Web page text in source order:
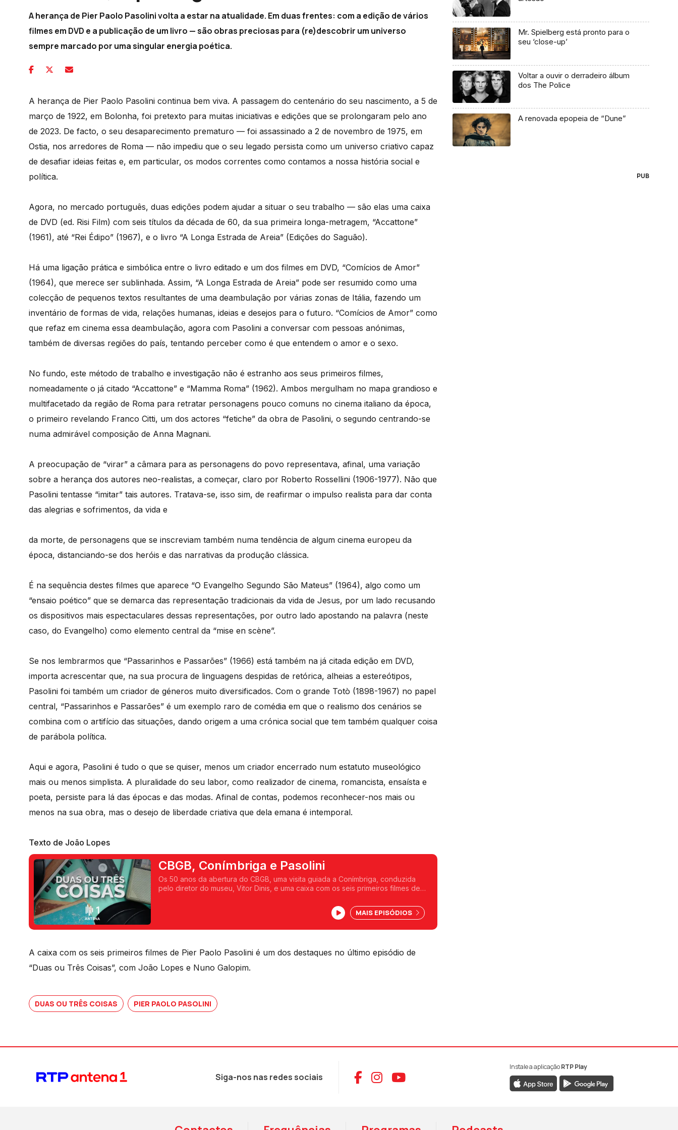
A herança de Pier Paolo Pasolini volta a estar na atualidade. Em duas frentes: com a edição de vários
filmes em DVD e a publicação de um livro — são obras preciosas para (re)descobrir um universo
sempre marcado por uma singular energia poética.
A herança de Pier Paolo Pasolini continua bem viva. A passagem do centenário do seu nascimento, a 5 de
março de 1922, em Bolonha, foi pretexto para muitas iniciativas e edições que se prolongaram pelo ano
de 2023. De facto, o seu desaparecimento prematuro — foi assassinado a 2 de novembro de 1975, em
Ostia, nos arredores de Roma — não impediu que o seu legado persista como um universo criativo capaz
de desafiar ideias feitas e, em particular, os modos correntes como contamos a nossa história social e
política.
Agora, no mercado português, duas edições podem ajudar a situar o seu trabalho — são elas uma caixa
de DVD (ed. Risi Film) com seis títulos da década de 60, da sua primeira longa-metragem, “Accattone”
(1961), até “Rei Édipo” (1967), e o livro “A Longa Estrada de Areia” (Edições do Saguão).
Há uma ligação prática e simbólica entre o livro editado e um dos filmes em DVD, “Comícios de Amor”
(1964), que merece ser sublinhada. Assim, “A Longa Estrada de Areia” pode ser resumido como uma
colecção de pequenos textos resultantes de uma deambulação por várias zonas de Itália, fazendo um
inventário de formas de vida, relações humanas, ideias e desejos para o futuro. “Comícios de Amor” como
que refaz em cinema essa deambulação, agora com Pasolini a conversar com pessoas anónimas,
também de diversas regiões do país, tentando perceber como é que entendem o amor e o sexo.
No fundo, este método de trabalho e investigação não é estranho aos seus primeiros filmes,
nomeadamente o já citado “Accattone” e “Mamma Roma” (1962). Ambos mergulham no mapa grandioso e
multifacetado da região de Roma para retratar personagens pouco comuns no cinema italiano da época,
o primeiro revelando Franco Citti, um dos actores “fetiche” da obra de Pasolini, o segundo centrando-se
numa admirável composição de Anna Magnani.
A preocupação de “virar” a câmara para as personagens do povo representava, afinal, uma variação
sobre a herança dos autores neo-realistas, a começar, claro por Roberto Rossellini (1906-1977). Não que
Pasolini tentasse “imitar” tais autores. Tratava-se, isso sim, de reafirmar o impulso realista para dar conta
das alegrias e sofrimentos, da vida e
da morte, de personagens que se inscreviam também numa tendência de algum cinema europeu da
época, distanciando-se dos heróis e das narrativas da produção clássica.
É na sequência destes filmes que aparece “O Evangelho Segundo São Mateus” (1964), algo como um
“ensaio poético” que se demarca das representação tradicionais da vida de Jesus, por um lado recusando
os dispositivos mais espectaculares dessas representações, por outro lado apostando na palavra (neste
caso, do Evangelho) como elemento central da “mise en scène”.
Se nos lembrarmos que “Passarinhos e Passarões” (1966) está também na já citada edição em DVD,
importa acrescentar que, na sua procura de linguagens despidas de retórica, alheias a estereótipos,
Pasolini foi também um criador de géneros muito diversificados. Com o grande Totò (1898-1967) no papel
central, “Passarinhos e Passarões” é um exemplo raro de comédia em que o realismo dos cenários se
combina com o artifício das situações, dando origem a uma crónica social que tem também qualquer coisa
de parábola política.
Aqui e agora, Pasolini é tudo o que se quiser, menos um criador encerrado num estatuto museológico
mais ou menos simplista. A pluralidade do seu labor, como realizador de cinema, romancista, ensaísta e
poeta, persiste para lá das épocas e das modas. Afinal de contas, podemos reconhecer-nos mais ou
menos na sua obra, mas o desejo de liberdade criativa que dela emana é intemporal.
Texto de João Lopes
CBGB, Conímbriga e Pasolini
Os 50 anos da abertura do CBGB, uma visita guiada a Conímbriga, conduzida
pelo diretor do museu, Vitor Dinis, e uma caixa com os seis primeiros filmes de
MAIS EPISÓDIOS
A caixa com os seis primeiros filmes de Pier Paolo Pasolini é um dos destaques no último episódio de
“Duas ou Três Coisas”, com João Lopes e Nuno Galopim.
DUAS OU TRÊS COISAS PIER PAOLO PASOLINI
Mr. Spielberg está pronto para o
seu ‘close-up’
Voltar a ouvir o derradeiro álbum
dos The Police
A renovada epopeia de “Dune”
PUB
Siga-nos nas redes sociais Aceder ao Facebook da RTP Antena 1
Aceder ao Instagram da RTP Antena 1
Aceder ao YouTube da RTP Antena 1
Instale a aplicaçãoRTP Play